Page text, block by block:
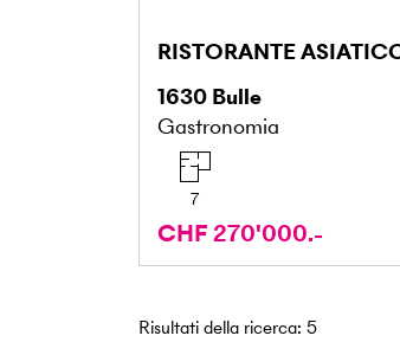
1630 Bulle
Gastronomia
7
CHF 270'000.-
Risultati della ricerca: 5